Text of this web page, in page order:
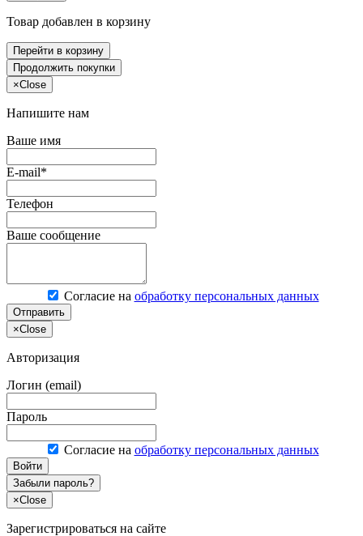
Товар добавлен в корзину
Перейти в корзину
Продолжить покупки
×Close
Напишите нам
Ваше имя
E-mail*
Телефон
Ваше сообщение
Согласие на обработку персональных данных
Отправить
×Close
Авторизация
Логин (email)
Пароль
Согласие на обработку персональных данных
Войти
Забыли пароль?
×Close
Зарегистрироваться на сайте